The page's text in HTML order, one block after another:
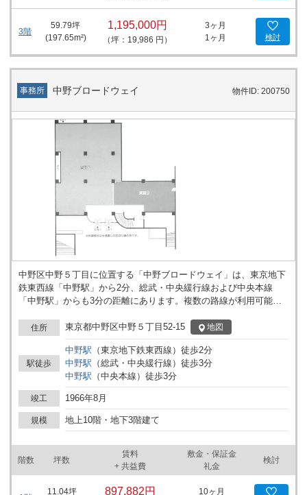
3階
59.79坪
(197.65m²)
1,195,000円
（坪：19,986 円）
3ヶ月
1ヶ月
検討
事務所 中野ブロードウェイ 物件ID: 200750
中野区中野５丁目に位置する「中野ブロードウェイ」は、東京地下
鉄東西線「中野駅」から2分、総武・中央緩行線および中央本線
「中野駅」からも3分の距離にあります。複数の路線が利用可能な
10階、地下3階建てとなっており、多層構造を活かした様々な用途
への対応が可能です。フロア構成が幅広いため、各階ごとに異なる
形態での利用や、規模に応じた区画設定が検討できます。中野駅周
辺は商業やサービス業が集積するエリアとなっており、周囲には飲
食店や各種店舗も多く、来客対応や従業員の業務動線も構築しやす
い環境です。 「中野ブロードウェイ」は、建物全体で多様な事業活
動に応える空間として利用されてきました。事務所や店舗をはじ
め、サービス拠点やショールームなど、階層や区画ごとに目的に合
わせた活用が想定されています。建物の特徴や利用目的に関してご
要望がございましたら、詳細はお問い合わせください。
住所 東京都中野区中野５丁目52-15 地図
駅徒歩
中野駅 （東京地下鉄東西線 ） 徒歩2分
中野駅 （総武・中央緩行線 ） 徒歩3分
中野駅 （中央本線 ） 徒歩3分
竣工 1966年8月
規模 地上10階・地下3階建て
階数 坪数
賃料
+ 共益費
敷金・保証金
礼金
検討
11.04坪 897,882円 10ヶ月